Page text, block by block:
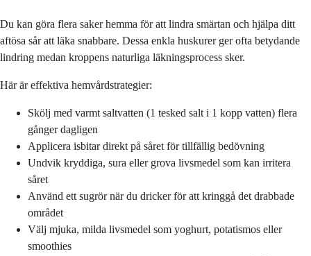
Du kan göra flera saker hemma för att lindra smärtan och hjälpa ditt
aftösa sår att läka snabbare. Dessa enkla huskurer ger ofta betydande
lindring medan kroppens naturliga läkningsprocess sker.
Här är effektiva hemvårdstrategier:
Skölj med varmt saltvatten (1 tesked salt i 1 kopp vatten) flera
gånger dagligen
Applicera isbitar direkt på såret för tillfällig bedövning
Undvik kryddiga, sura eller grova livsmedel som kan irritera
såret
Använd ett sugrör när du dricker för att kringgå det drabbade
området
Välj mjuka, milda livsmedel som yoghurt, potatismos eller
smoothies